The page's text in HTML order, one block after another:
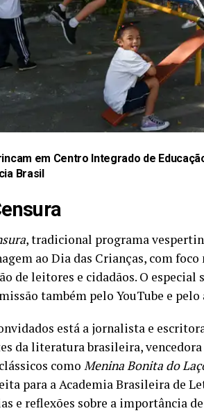
em Centro Integrado de
Brasil
, tradicional programa
ao Dia das Crianças, com
de leitores e cidadãos. O especial
também pelo YouTube e pelo
está a jornalista e
da literatura brasileira,
como Menina Bonita do
para a Academia Brasileira de
e reflexões sobre a importância